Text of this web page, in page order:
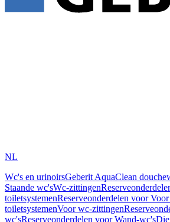
NL
Wc's en urinoirsGeberit AquaClean
Staande wc'sWc-zittingen
toiletsystemenReserveonderdelen voor
toiletsystemenVoor wc-zittingen
wc'sReserveonderdelen voor Wand-wc's